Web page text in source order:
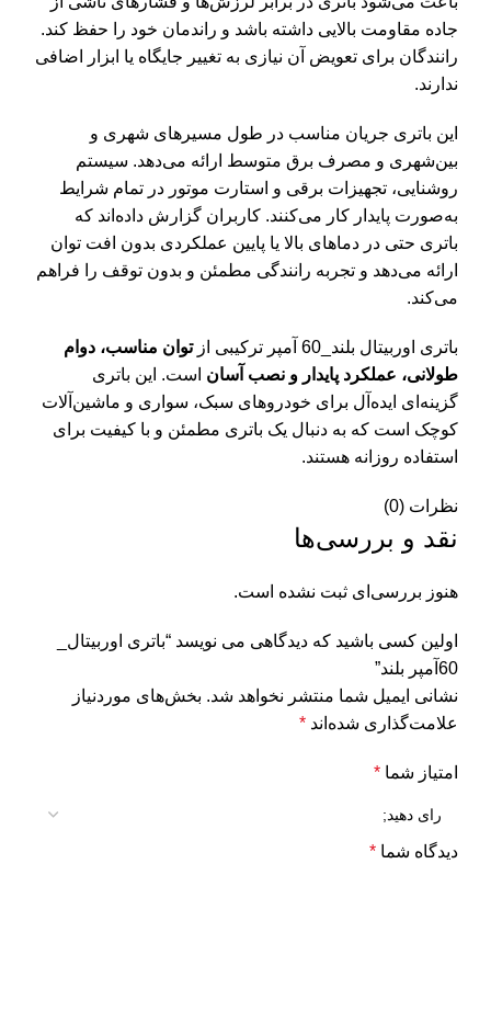
جاده مقاومت بالایی داشته باشد و راندمان خود را حفظ کند.
رانندگان برای تعویض آن نیازی به تغییر جایگاه یا ابزار اضافی
ندارند.
این باتری جریان مناسب در طول مسیرهای شهری و
بین‌شهری و مصرف برق متوسط ارائه می‌دهد. سیستم
روشنایی، تجهیزات برقی و استارت موتور در تمام شرایط
به‌صورت پایدار کار می‌کنند. کاربران گزارش داده‌اند که
باتری حتی در دماهای بالا یا پایین عملکردی بدون افت توان
ارائه می‌دهد و تجربه رانندگی مطمئن و بدون توقف را فراهم
می‌کند.
باتری اوربیتال بلند_60 آمپر ترکیبی از
توان مناسب، دوام
طولانی، عملکرد پایدار و نصب آسان است. این باتری
گزینه‌ای ایده‌آل برای خودروهای سبک، سواری و ماشین‌آلات
کوچک است که به دنبال یک باتری مطمئن و با کیفیت برای
استفاده روزانه هستند.
نظرات (0)
نقد و بررسی‌ها
هنوز بررسی‌ای ثبت نشده است.
اولین کسی باشید که دیدگاهی می نویسد “باتری اوربیتال_
60آمپر بلند”
نشانی ایمیل شما منتشر نخواهد شد. بخش‌های موردنیاز
علامت‌گذاری شده‌اند *
امتیاز شما *
دیدگاه شما *